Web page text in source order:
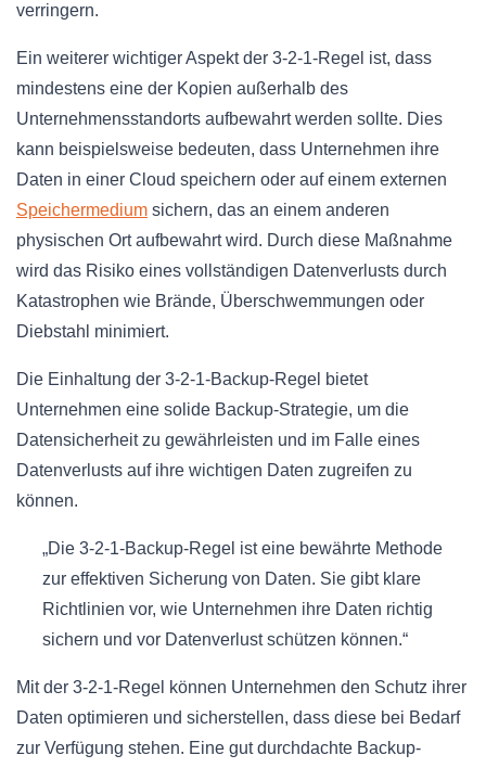
verringern.
Ein weiterer wichtiger Aspekt der 3-2-1-Regel ist, dass
mindestens eine der Kopien außerhalb des
Unternehmensstandorts aufbewahrt werden sollte. Dies
kann beispielsweise bedeuten, dass Unternehmen ihre
Daten in einer Cloud speichern oder auf einem externen
Speichermedium sichern, das an einem anderen
physischen Ort aufbewahrt wird. Durch diese Maßnahme
wird das Risiko eines vollständigen Datenverlusts durch
Katastrophen wie Brände, Überschwemmungen oder
Diebstahl minimiert.
Die Einhaltung der 3-2-1-Backup-Regel bietet
Unternehmen eine solide Backup-Strategie, um die
Datensicherheit zu gewährleisten und im Falle eines
Datenverlusts auf ihre wichtigen Daten zugreifen zu
können.
„Die 3-2-1-Backup-Regel ist eine bewährte Methode
zur effektiven Sicherung von Daten. Sie gibt klare
Richtlinien vor, wie Unternehmen ihre Daten richtig
sichern und vor Datenverlust schützen können.“
Mit der 3-2-1-Regel können Unternehmen den Schutz ihrer
Daten optimieren und sicherstellen, dass diese bei Bedarf
zur Verfügung stehen. Eine gut durchdachte Backup-